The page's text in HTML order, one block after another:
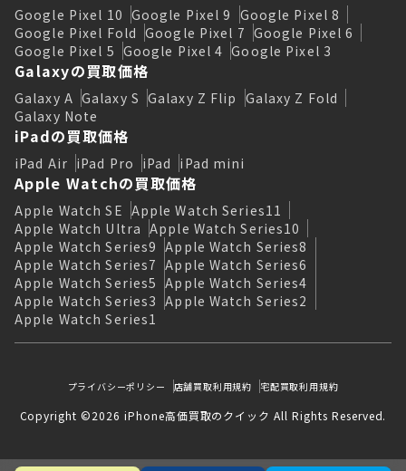
Google Pixel 10 Google Pixel 9 Google Pixel 8
Google Pixel Fold Google Pixel 7 Google Pixel 6
Google Pixel 5 Google Pixel 4 Google Pixel 3
Galaxyの買取価格
Galaxy A Galaxy S Galaxy Z Flip Galaxy Z Fold
Galaxy Note
iPadの買取価格
iPad Air iPad Pro iPad iPad mini
Apple Watchの買取価格
Apple Watch SE Apple Watch Series11
Apple Watch Ultra Apple Watch Series10
Apple Watch Series9 Apple Watch Series8
Apple Watch Series7 Apple Watch Series6
Apple Watch Series5 Apple Watch Series4
Apple Watch Series3 Apple Watch Series2
Apple Watch Series1
プライバシーポリシー 店舗買取利用規約 宅配買取利用規約
Copyright ©2026 iPhone高価買取のクイック All Rights Reserved.